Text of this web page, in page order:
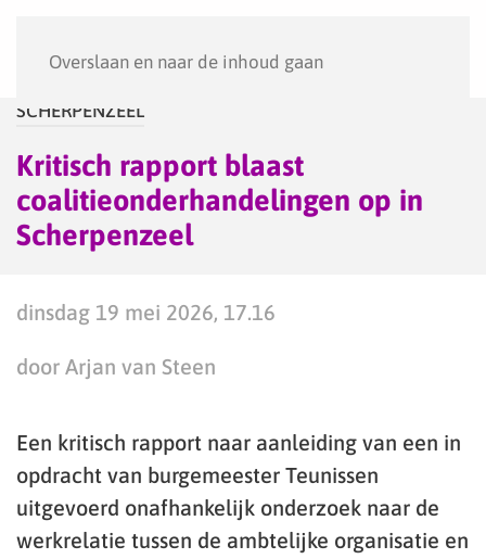
Overslaan en naar de inhoud gaan
SCHERPENZEEL
Kritisch rapport blaast
coalitieonderhandelingen op in
Scherpenzeel
dinsdag 19 mei 2026, 17.16
door Arjan van Steen
Een kritisch rapport naar aanleiding van een in
opdracht van burgemeester Teunissen
uitgevoerd onafhankelijk onderzoek naar de
werkrelatie tussen de ambtelijke organisatie en